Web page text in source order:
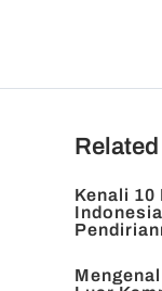
Kenali 10